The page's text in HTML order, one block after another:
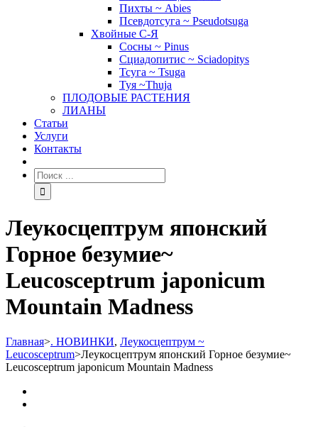
Пихты ~ Abies
Псевдотсуга ~ Pseudotsuga
Хвойные С-Я
Сосны ~ Pinus
Сциадопитис ~ Sciadopitys
Тсуга ~ Tsuga
Туя ~Thuja
ПЛОДОВЫЕ РАСТЕНИЯ
ЛИАНЫ
Статьи
Услуги
Контакты
Леукосцептрум японский
Горное безумие~
Leucosceptrum japonicum
Mountain Madness
Главная>. НОВИНКИ, Леукосцептрум ~
Leucosceptrum>Леукосцептрум японский Горное безумие~
Leucosceptrum japonicum Mountain Madness